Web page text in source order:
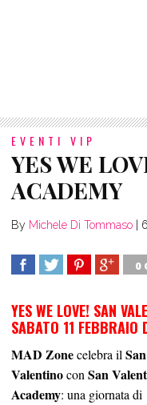
EVENTI VIP
YES WE
ACADEMY
By Michele Di Tommaso
0
YES WE LOVE! SAN
SABATO 11 FEBBRAIO
MAD Zonecelebra ilSan
ValentinoconSan
Academy: una giornata di